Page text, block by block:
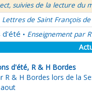
suivies de la lecture du
Lettres de Saint François
d'été • Enseignement par
d'été, R & H Bordes
R & H Bordes lors de la